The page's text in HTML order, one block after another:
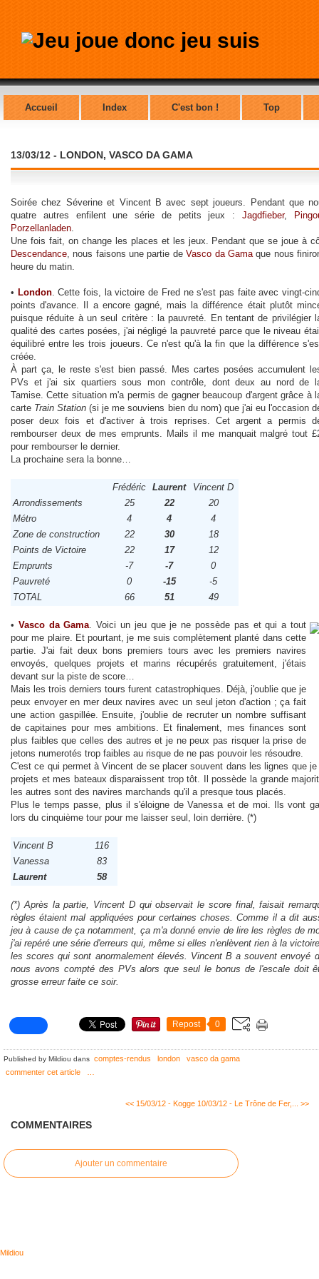
Accueil Index C'est bon ! Top
13/03/12 - LONDON, VASCO DA GAMA
Soirée chez Séverine et Vincent B avec sept joueurs. Pendant que
quatre autres enfilent une série de petits jeux :Jagdfieber,
Porzellanladen.
Une fois fait, on change les places et les jeux. Pendant que se joue à
Descendance, nous faisons une partie deVasco da Gamaque nous
heure du matin.
• London. Cette fois, la victoire de Fred ne s'est pas faite avec vingt-
points d'avance. Il a encore gagné, mais la différence était plutôt
puisque réduite à un seul critère : la pauvreté. En tentant de privilégier
qualité des cartes posées, j'ai négligé la pauvreté parce que le niveau
équilibré entre les trois joueurs. Ce n'est qu'à la fin que la différence
créée.
À part ça, le reste s'est bien passé. Mes cartes posées accumulent
PVs et j'ai six quartiers sous mon contrôle, dont deux au nord de
Tamise. Cette situation m'a permis de gagner beaucoup d'argent grâce à
carte Train Station (si je me souviens bien du nom) que j'ai eu l'occasion
poser deux fois et d'activer à trois reprises. Cet argent a permis
rembourser deux de mes emprunts. Mails il me manquait malgré tout
pour rembourser le dernier.
La prochaine sera la bonne…
Frédéric Laurent
Vincent D
Arrondissements
25 22
20
Métro
4 4
4
Zone de construction
22 30
18
Points de Victoire
22 17
12
Emprunts
-7 -7
0
Pauvreté
0 -15
-5
TOTAL
66 51 49
• Vasco da Gama. Voici un jeu que je ne possède pas et qui a tout
pour me plaire. Et pourtant, je me suis complètement planté dans cette
partie. J'ai fait deux bons premiers tours avec les premiers navires
envoyés, quelques projets et marins récupérés gratuitement, j'étais
devant sur la piste de score…
Mais les trois derniers tours furent catastrophiques. Déjà, j'oublie que je
peux envoyer en mer deux navires avec un seul jeton d'action ; ça fait
une action gaspillée. Ensuite, j'oublie de recruter un nombre suffisant
de capitaines pour mes ambitions. Et finalement, mes finances sont
plus faibles que celles des autres et je ne peux pas risquer la prise de
jetons numerotés trop faibles au risque de ne pas pouvoir les résoudre.
C'est ce qui permet à Vincent de se placer souvent dans les lignes que
projets et mes bateaux disparaissent trop tôt. Il possède la grande
les autres sont des navires marchands qu'il a presque tous placés.
Plus le temps passe, plus il s'éloigne de Vanessa et de moi. Ils vont
lors du cinquième tour pour me laisser seul, loin derrière. (*)
Vincent B
116
Vanessa
83
Laurent
58
(*) Après la partie, Vincent D qui observait le score final, faisait
règles étaient mal appliquées pour certaines choses. Comme il a dit
jeu à cause de ça notamment, ça m'a donné envie de lire les règles de
j'ai repéré une série d'erreurs qui, même si elles n'enlèvent rien à la
les scores qui sont anormalement élevés. Vincent B a souvent envoyé
nous avons compté des PVs alors que seul le bonus de l'escale doit
grosse erreur faite ce soir.
Repost 0
Published by Mildiou dans comptes-rendus london
vasco da gama
commenter cet article
<< 15/03/12 - Kogge 10/03/12 - Le Trône de Fer,... >>
COMMENTAIRES
Ajouter un commentaire
Mildiou